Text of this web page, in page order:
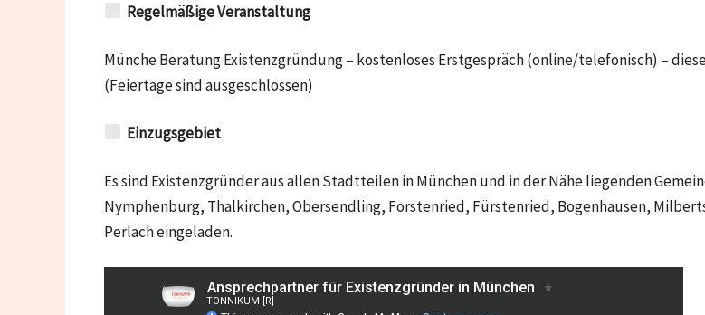
Regelmäßige Veranstaltung
Münche Beratung Existenzgründung – kostenloses Erstgespräch (online/telefonisch) –
(Feiertage sind ausgeschlossen)
Einzugsgebiet
Es sind Existenzgründer aus allen Stadtteilen in München und in der Nähe liegenden
Nymphenburg, Thalkirchen, Obersendling, Forstenried, Fürstenried, Bogenhausen,
Perlacheingeladen.